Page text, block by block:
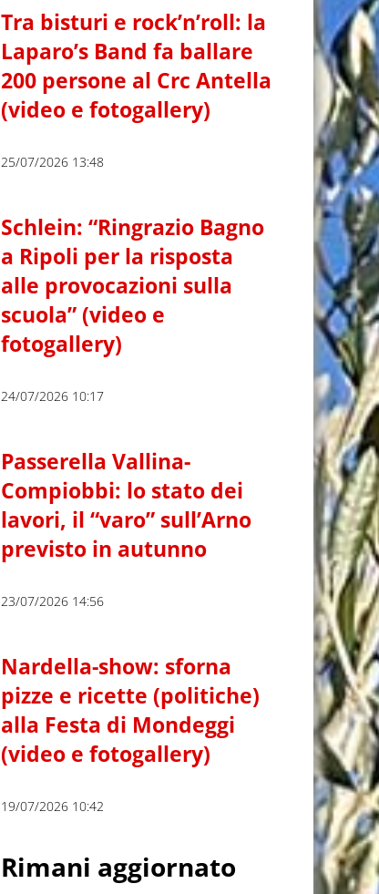
Tra bisturi e rock’n’roll: la
Laparo’s Band fa ballare
200 persone al Crc Antella
(video e fotogallery)
25/07/2026 13:48
Schlein: “Ringrazio Bagno
a Ripoli per la risposta
alle provocazioni sulla
scuola” (video e
fotogallery)
24/07/2026 10:17
Passerella Vallina-
Compiobbi: lo stato dei
lavori, il “varo” sull’Arno
previsto in autunno
23/07/2026 14:56
Nardella-show: sforna
pizze e ricette (politiche)
alla Festa di Mondeggi
(video e fotogallery)
19/07/2026 10:42
Rimani aggiornato